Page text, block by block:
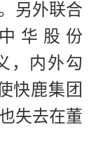
另外联合
华股份
，内外勾
快鹿集团
失去在董